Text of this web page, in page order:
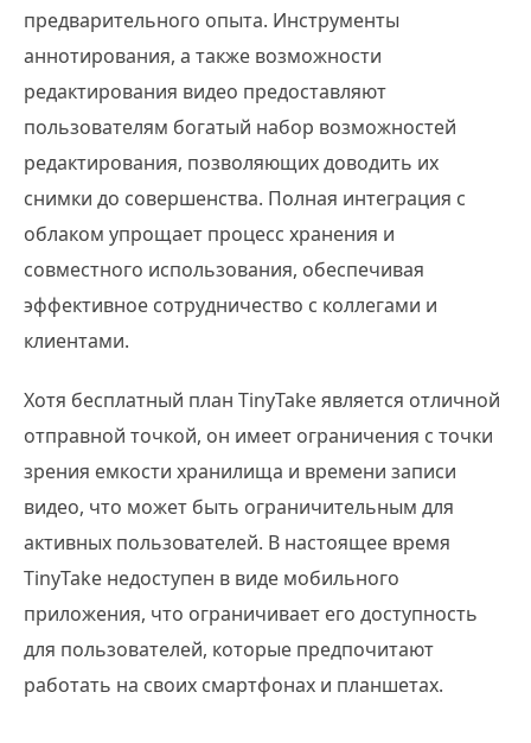
предварительного опыта. Инструменты
аннотирования, а также возможности
редактирования видео предоставляют
пользователям богатый набор возможностей
редактирования, позволяющих доводить их
снимки до совершенства. Полная интеграция с
облаком упрощает процесс хранения и
совместного использования, обеспечивая
эффективное сотрудничество с коллегами и
клиентами.
Хотя бесплатный план TinyTake является отличной
отправной точкой, он имеет ограничения с точки
зрения емкости хранилища и времени записи
видео, что может быть ограничительным для
активных пользователей. В настоящее время
TinyTake недоступен в виде мобильного
приложения, что ограничивает его доступность
для пользователей, которые предпочитают
работать на своих смартфонах и планшетах.